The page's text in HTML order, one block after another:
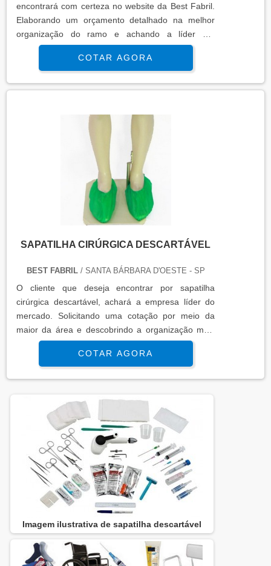
encontrará com certeza no website da Best Fabril.
Elaborando um orçamento detalhado na melhor
organização do ramo e achando a líder em
qualidade. MAIS SOBRE SAPATILHA
DESCARTÁVEL HOSPITALAR Se alguém busca
por sapatilha descartável hospitalar em uma
empresa responsável, consegue encontrar o site
capote hospitalar descartável e campo cirúrgic...
COTAR AGORA
SAPATILHA CIRÚRGICA DESCARTÁVEL
BEST FABRIL / SANTA BÁRBARA D'OESTE - SP
O cliente que deseja encontrar por sapatilha
cirúrgica descartável, achará a empresa líder do
mercado. Solicitando uma cotação por meio da
maior da área e descobrindo a organização mais
competente do ramo. Quando o tema é sapatilha
cirúrgica descartável, com a Best Fabril o cliente
poderá contar excelente custo-benefício com
cirúrgicos descartáveis. DETALHES SOBRE
SAPATILHA CIRÚRGICA DESCART...
COTAR AGORA
Imagem ilustrativa de sapatilha descartável